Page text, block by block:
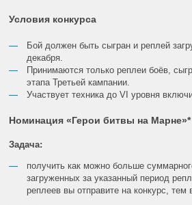
Условия конкурса
Бой должен быть сыгран и реплей
декабря.
Принимаются только реплеи боёв,
этапа Третьей кампании.
Участвует техника до VI уровня
Номинация «Герои битвы на Марне»*
Задача:
получить как можно больше
загруженных за указанный период
реплеев вы отправите на конкурс,